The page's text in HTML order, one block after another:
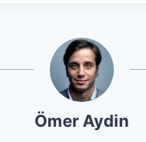
Ömer Aydin